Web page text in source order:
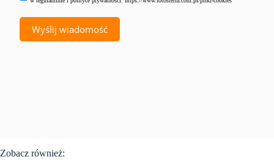
Zobacz również: